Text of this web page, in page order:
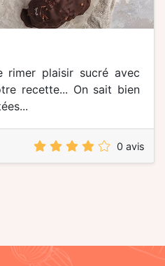
rimer plaisir sucré avec
recette... On sait bien
0 avis